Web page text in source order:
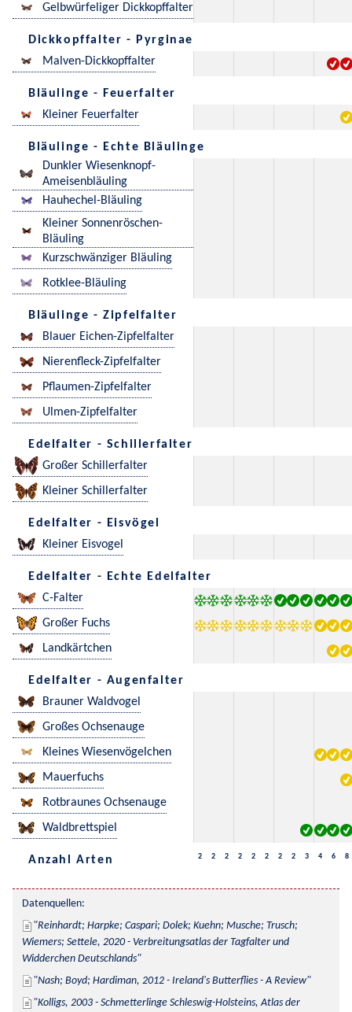
Gelbwürfeliger Dickkopffalter
Dickkopffalter - Pyrginae
Malven-Dickkopffalter
Bläulinge - Feuerfalter
Kleiner Feuerfalter
Bläulinge - Echte Bläulinge
Dunkler Wiesenknopf-
Ameisenbläuling
Hauhechel-Bläuling
Kleiner Sonnenröschen-
Bläuling
Kurzschwänziger Bläuling
Rotklee-Bläuling
Bläulinge - Zipfelfalter
Blauer Eichen-Zipfelfalter
Nierenfleck-Zipfelfalter
Pflaumen-Zipfelfalter
Ulmen-Zipfelfalter
Edelfalter - Schillerfalter
Großer Schillerfalter
Kleiner Schillerfalter
Edelfalter - Eisvögel
Kleiner Eisvogel
Edelfalter - Echte Edelfalter
C-Falter
Großer Fuchs
Landkärtchen
Edelfalter - Augenfalter
Brauner Waldvogel
Großes Ochsenauge
Kleines Wiesenvögelchen
Mauerfuchs
Rotbraunes Ochsenauge
Waldbrettspiel
Anzahl Arten 2 2 2 2 2 2 2 2 3 4 6 8
Datenquellen:
Reinhardt; Harpke; Caspari; Dolek; Kuehn; Musche; Trusch;
Wiemers; Settele, 2020 - Verbreitungsatlas der Tagfalter und
Widderchen Deutschlands
Nash; Boyd; Hardiman, 2012 - Ireland's Butterflies - A Review
Kolligs, 2003 - Schmetterlinge Schleswig-Holsteins, Atlas der